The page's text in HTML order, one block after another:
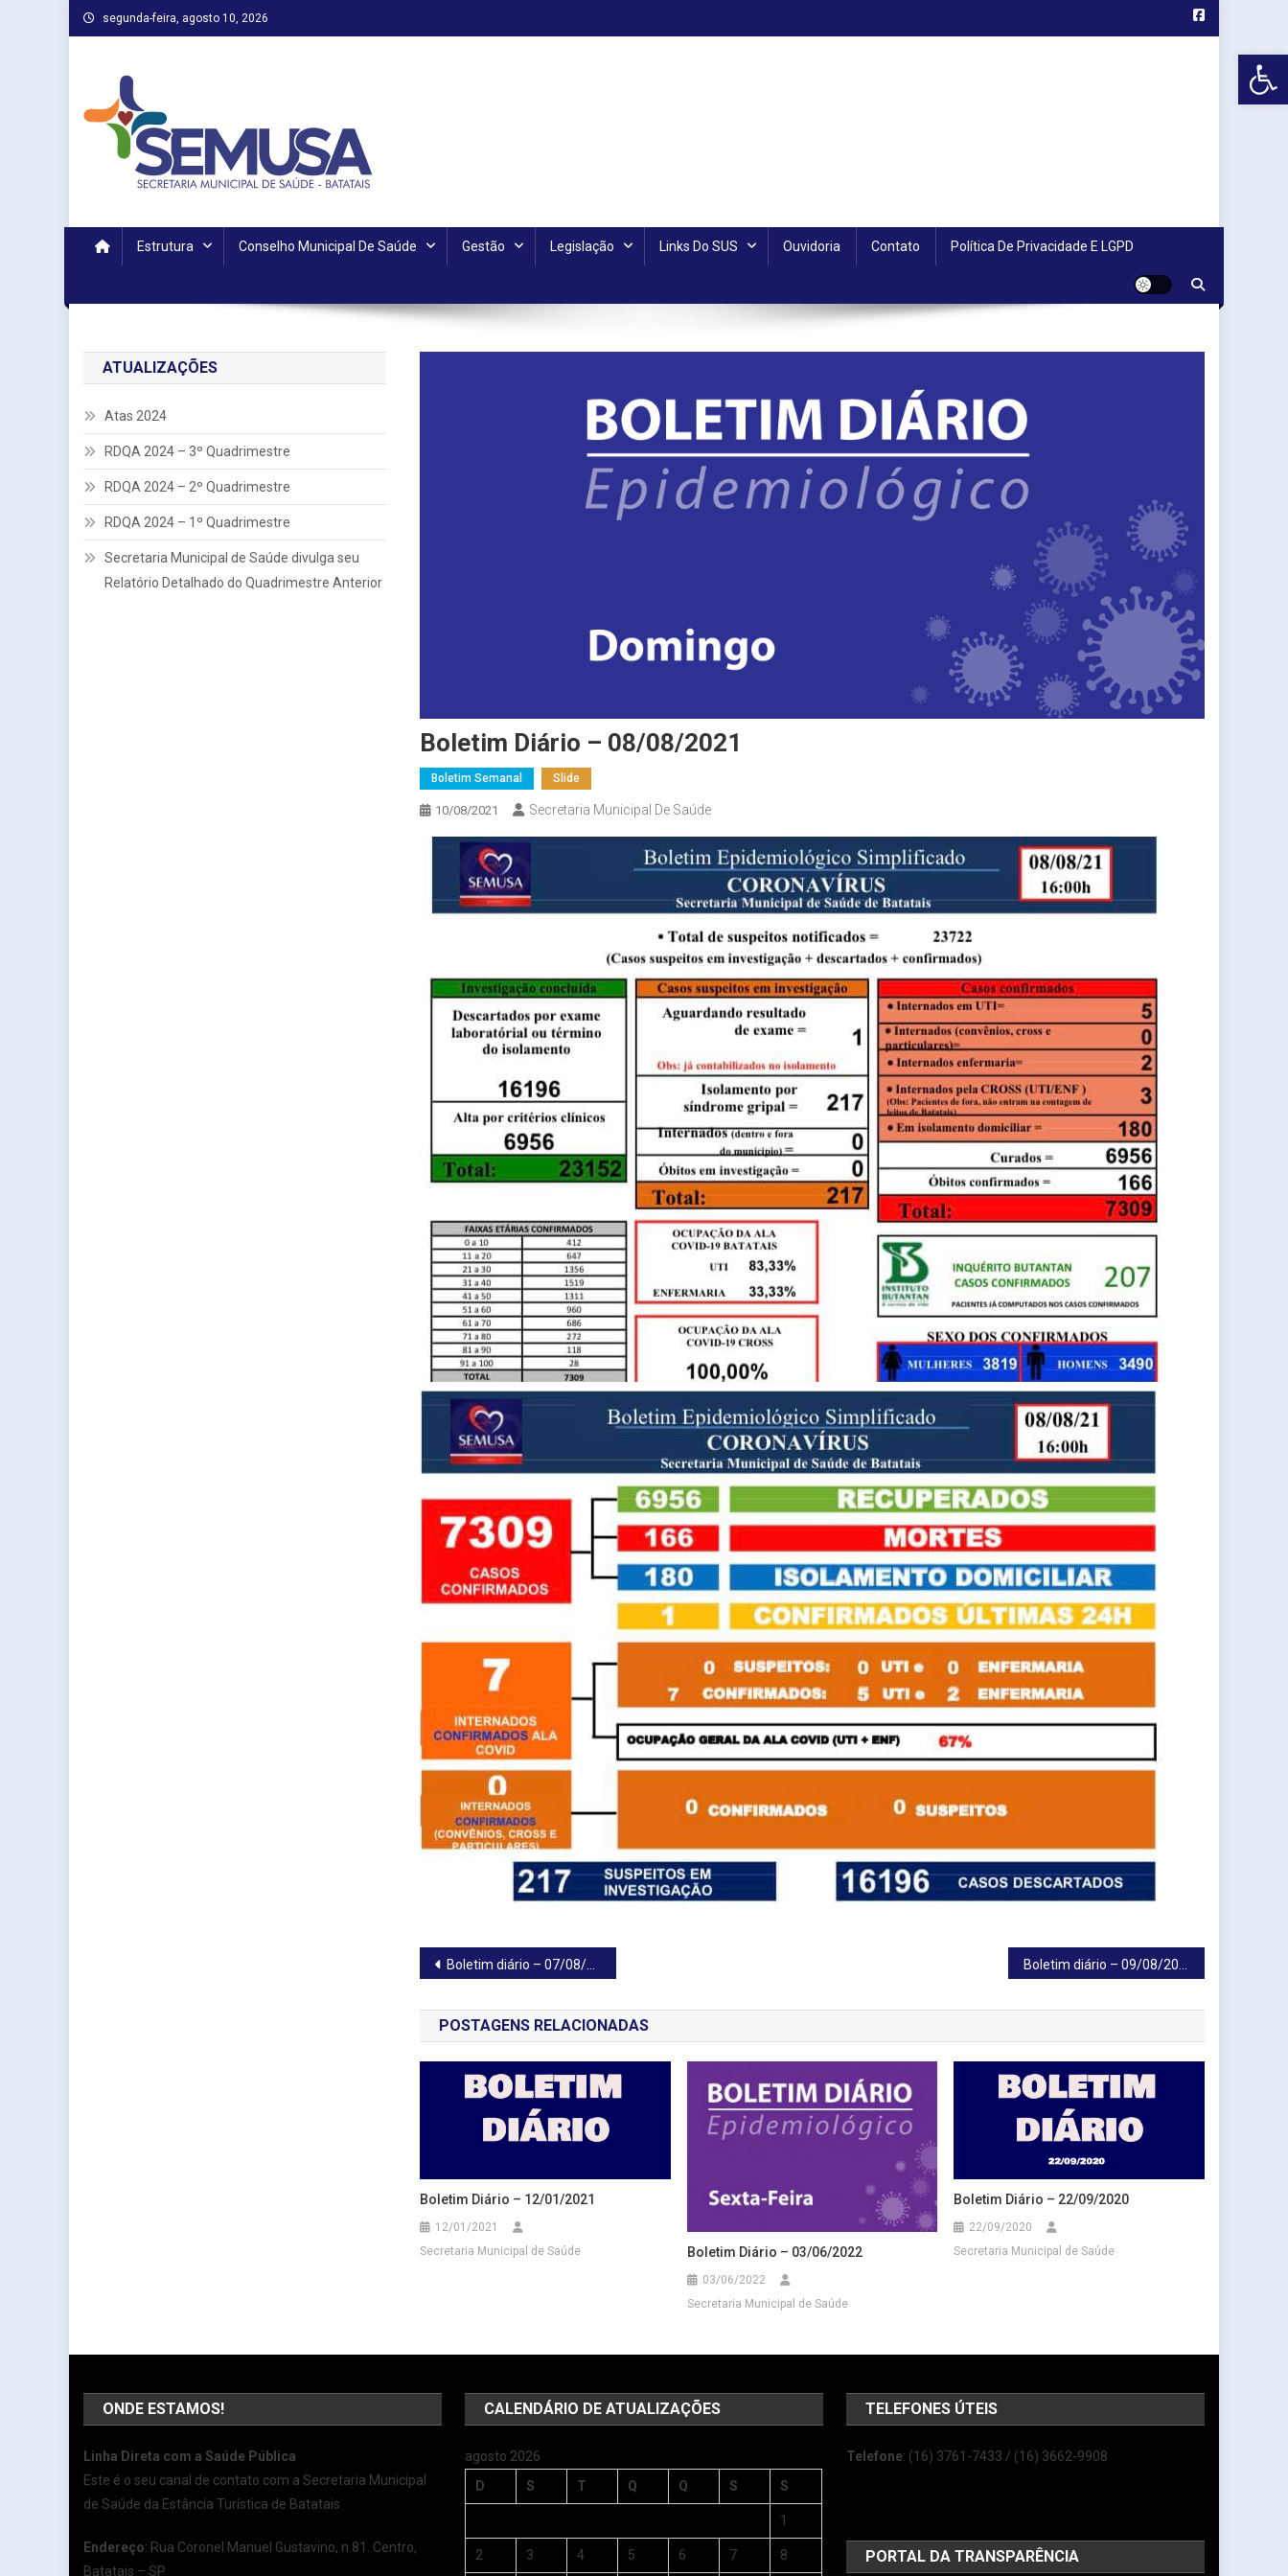
Skip
to
segunda-feira, agosto 10, 2026
Estrutura Conselho Municipal De Saúde Gestão Legislação Links Do SUS Ouvidoria Contato Política De Privacidade E LGPD
Boletim Diário – 08/08/2021
Boletim Semanal Slide
10/08/2021 Secretaria Municipal De Saúde
Navegação
de
Post
Boletim diário – 07/08/2021 Boletim diário – 09/08/2021
POSTAGENS RELACIONADAS
Boletim Diário – 12/01/2021
12/01/2021
Secretaria Municipal de Saúde
Boletim Diário – 03/06/2022
03/06/2022
Secretaria Municipal de Saúde
Boletim Diário – 22/09/2020
22/09/2020
Secretaria Municipal de Saúde
ATUALIZAÇÕES
Atas 2024
RDQA 2024 – 3º Quadrimestre
RDQA 2024 – 2º Quadrimestre
RDQA 2024 – 1º Quadrimestre
Secretaria Municipal de Saúde divulga seu
Relatório Detalhado do Quadrimestre Anterior
ONDE ESTAMOS!
Linha Direta com a Saúde Pública
Este é o seu canal de contato com a Secretaria Municipal
de Saúde da Estância Turística de Batatais.
Endereço: Rua Coronel Manuel Gustavino, n.81. Centro,
Batatais – SP
CALENDÁRIO DE ATUALIZAÇÕES
agosto 2026
D
S T Q Q S S
1
2 3 4 5 6 7 8
TELEFONES ÚTEIS
Telefone: (16) 3761-7433 / (16) 3662-9908
PORTAL DA TRANSPARÊNCIA